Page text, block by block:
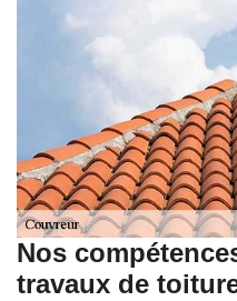
Nos
travaux de